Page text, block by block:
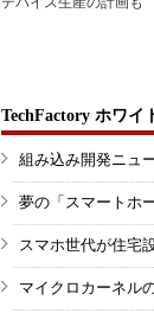
TechFactory ホワイ
組み込み開発ニュ
夢の「スマートホ
スマホ世代が住宅
マイクロカーネル